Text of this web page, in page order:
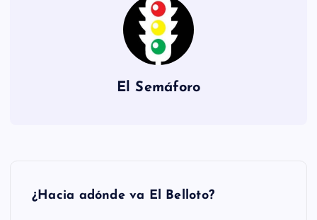
El Semáforo
¿Hacia adónde va El Belloto?